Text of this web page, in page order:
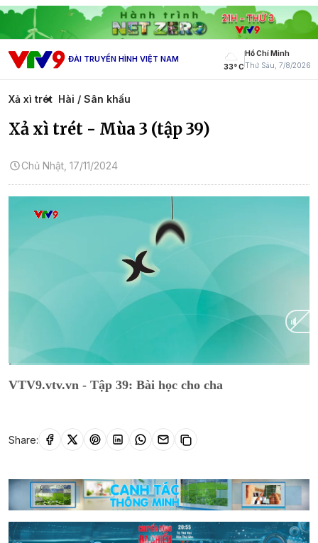
ĐÀI TRUYỀN HÌNH VIỆT NAM
33° C
Hồ Chí Minh
Thứ Sáu, 7/8/2026
Xả xì trét Hài / Sân khấu
Xả xì trét - Mùa 3 (tập 39)
Chủ Nhật, 17/11/2024
VTV9.vtv.vn - Tập 39: Bài học cho cha
Share: